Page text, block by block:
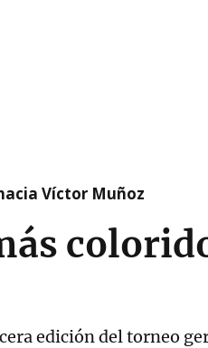
Víctor Muñoz
edición del torneo